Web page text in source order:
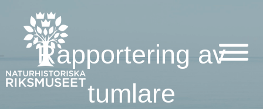
Rapportering av
tumlare